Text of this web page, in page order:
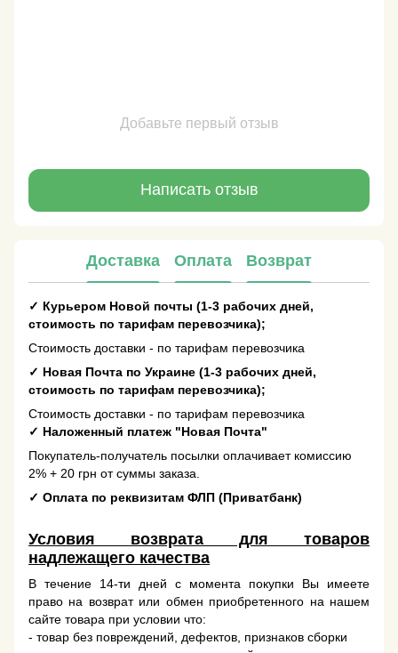
Добавьте первый отзыв
Написать отзыв
Доставка Оплата Возврат
✓ Курьером Новой почты (1-3 рабочих дней,
стоимость по тарифам перевозчика);
Стоимость доставки - по тарифам перевозчика
✓ Новая Почта по Украине (1-3 рабочих дней,
стоимость по тарифам перевозчика);
Стоимость доставки - по тарифам перевозчика
✓ Наложенный платеж "Новая Почта"
Покупатель-получатель посылки оплачивает комиссию
2% + 20 грн от суммы заказа.
✓ Оплата по реквизитам ФЛП (Приватбанк)
Условия возврата для товаров
надлежащего качества
В течение 14-ти дней с момента покупки Вы имеете
право на возврат или обмен приобретенного на нашем
сайте товара при условии что:
- товар без повреждений, дефектов, признаков сборки